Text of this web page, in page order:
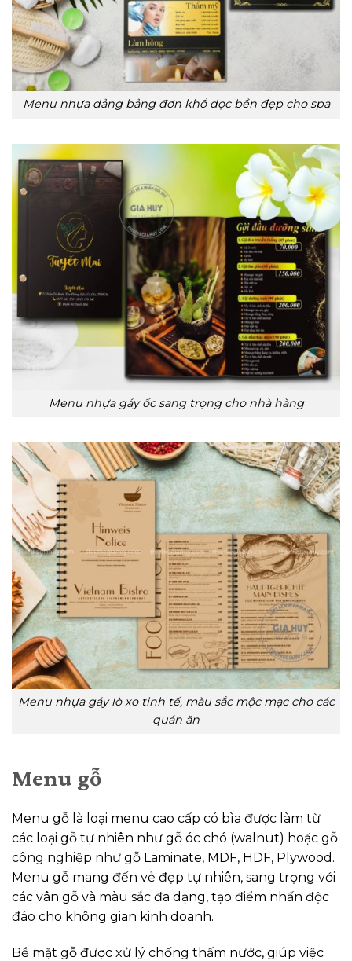
Menu nhựa dảng bảng đơn khổ dọc bền đẹp cho spa
Menu nhựa gáy ốc sang trọng cho nhà hàng
Menu nhựa gáy lò xo tinh tế, màu sắc mộc mạc cho các
quán ăn
Menu gỗ
Menu gỗ là loại menu cao cấp có bìa được làm từ
các loại gỗ tự nhiên như gỗ óc chó (walnut) hoặc gỗ
công nghiệp như gỗ Laminate, MDF, HDF, Plywood.
Menu gỗ mang đến vẻ đẹp tự nhiên, sang trọng với
các vân gỗ và màu sắc đa dạng, tạo điểm nhấn độc
đáo cho không gian kinh doanh.
Bề mặt gỗ được xử lý chống thấm nước, giúp việc